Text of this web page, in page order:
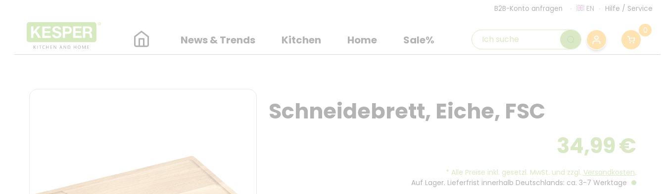
B2B-Konto anfragen EN Hilfe / Service
News & Trends Kitchen Home Sale%
0
Schneidebrett, Eiche, FSC
34,99€
* Alle Preise inkl. gesetzl. MwSt. und zzgl. Versandkosten.
Auf Lager. Lieferfrist innerhalb Deutschlands: ca. 3-7 Werktage